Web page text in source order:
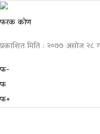
फरक कोण
प्रकाशित मिति : २०७७ असोज २८
फ-
फ
फ+